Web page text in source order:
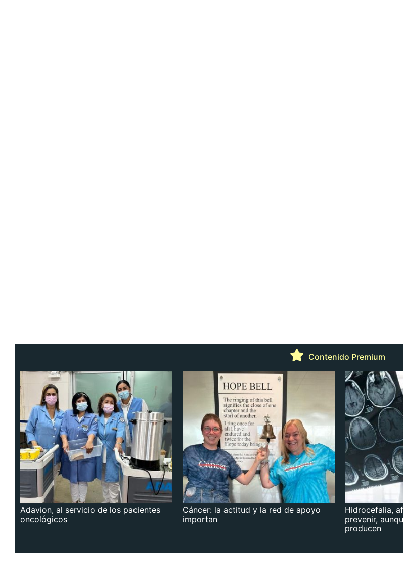
Contenido Premium
Adavion, al servicio de los pacientes
oncológicos
Cáncer: la actitud y la red de apoyo
importan
Hidrocefalia,
prevenir,
producen